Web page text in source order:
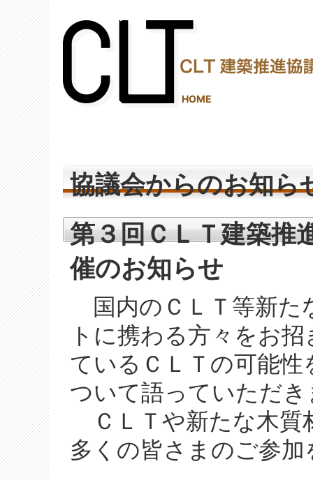
HOME
協議会からのお知ら
第３回ＣＬＴ建築
催のお知らせ
国内のＣＬＴ等新た
トに携わる方々をお
ているＣＬＴの可能
ついて語っていただ
ＣＬＴや新たな木質
多くの皆さまのご参